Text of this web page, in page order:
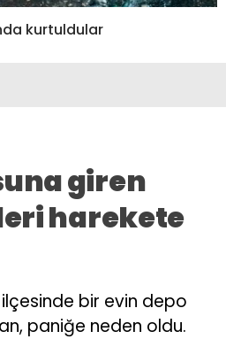
kurtuldular
giren
harekete
ilçesinde bir evin depo
paniğe neden oldu.